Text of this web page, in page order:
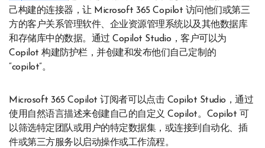
己构建的连接器，让 Microsoft 365 Copilot 访问他们或第三
方的客户关系管理软件、企业资源管理系统以及其他数据库
和存储库中的数据。通过 Copilot Studio，客户可以为
Copilot 构建防护栏，并创建和发布他们自己定制的
“copilot”。
Microsoft 365 Copilot 订阅者可以点击 Copilot Studio，通过
使用自然语言描述来创建自己的自定义 Copilot。Copilot 可
以筛选特定团队或用户的特定数据集，或连接到自动化、插
件或第三方服务以启动操作或工作流程。